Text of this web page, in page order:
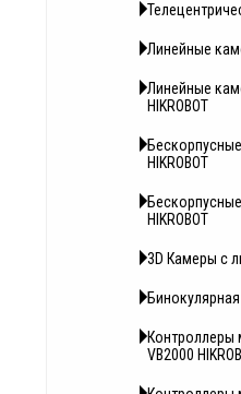
Линейные
Линейные
HIKROBOT
HIKROBOT
HIKROBOT
3D Камеры с
Контроллеры
VB2000